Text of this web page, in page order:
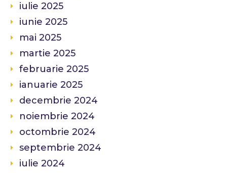
iulie 2025
iunie 2025
mai 2025
martie 2025
februarie 2025
ianuarie 2025
decembrie 2024
noiembrie 2024
octombrie 2024
septembrie 2024
iulie 2024